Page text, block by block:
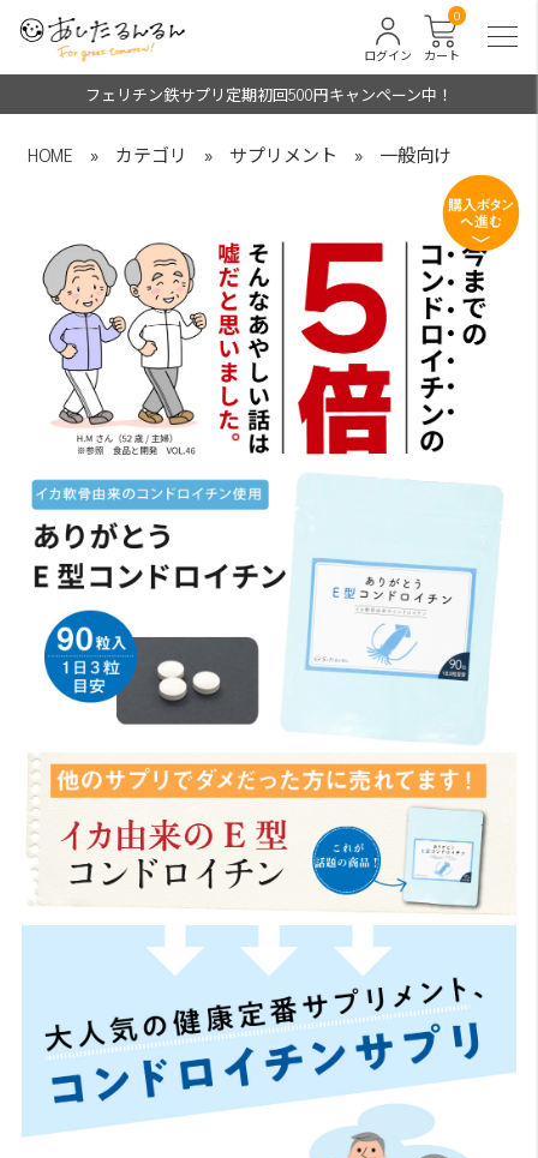
カート
0
ログイン
フェリチン鉄サプリ定期初回500円キャンペーン中！
HOME » カテゴリ » サプリメント » 一般向け